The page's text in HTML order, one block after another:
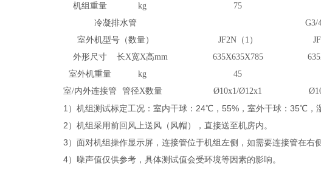
机组重量
kg 75
冷凝排水管
G3/
室外机型号（数量）
JF2N（1）
外形尺寸
长X宽X高mm 635X635X785
室外机重量
kg 45
室/内外连接管 管径X数量 Ø10x1/Ø12x1 Ø
1）机组测试标定工况：室内干球：24℃，55%，室外干球：35℃，
2）机组采用前回风上送风（风帽），直接送至机房内。
3）面对机组操作显示屏，连接管位于机组左侧，如需要连接管在右
4）噪声值仅供参考，具体测试值会受环境等因素的影响。